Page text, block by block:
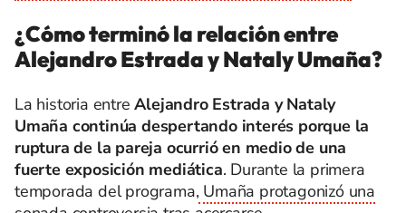
¿Cómo terminó la relación entre
Alejandro Estrada y Nataly Umaña?
La historia entre Alejandro Estrada y Nataly
Umaña continúa despertando interés porque la
ruptura de la pareja ocurrió en medio de una
fuerte exposición mediática. Durante la primera
temporada del programa, Umaña protagonizó una